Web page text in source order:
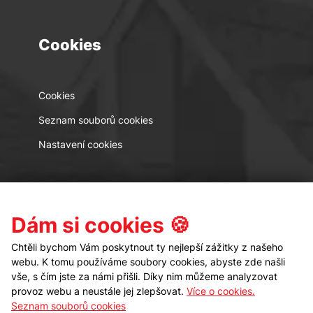
Cookies
Cookies
Seznam souborů cookies
Nastavení cookies
Kontakt Sledujte nás
Dám si cookies 🍪
Chtěli bychom Vám poskytnout ty nejlepší zážitky z našeho
webu. K tomu používáme soubory cookies, abyste zde našli
vše, s čím jste za námi přišli. Díky nim můžeme analyzovat
provoz webu a neustále jej zlepšovat. Více o cookies.
Seznam souborů cookies